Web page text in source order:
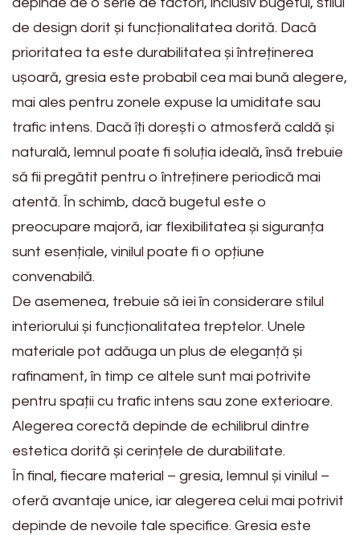
de design dorit și funcționalitatea dorită. Dacă
prioritatea ta este durabilitatea și întreținerea
ușoară, gresia este probabil cea mai bună alegere,
mai ales pentru zonele expuse la umiditate sau
trafic intens. Dacă îți dorești o atmosferă caldă și
naturală, lemnul poate fi soluția ideală, însă trebuie
să fii pregătit pentru o întreținere periodică mai
atentă. În schimb, dacă bugetul este o
preocupare majoră, iar flexibilitatea și siguranța
sunt esențiale, vinilul poate fi o opțiune
convenabilă.
De asemenea, trebuie să iei în considerare stilul
interiorului și funcționalitatea treptelor. Unele
materiale pot adăuga un plus de eleganță și
rafinament, în timp ce altele sunt mai potrivite
pentru spații cu trafic intens sau zone exterioare.
Alegerea corectă depinde de echilibrul dintre
estetica dorită și cerințele de durabilitate.
În final, fiecare material – gresia, lemnul și vinilul –
oferă avantaje unice, iar alegerea celui mai potrivit
depinde de nevoile tale specifice. Gresia este